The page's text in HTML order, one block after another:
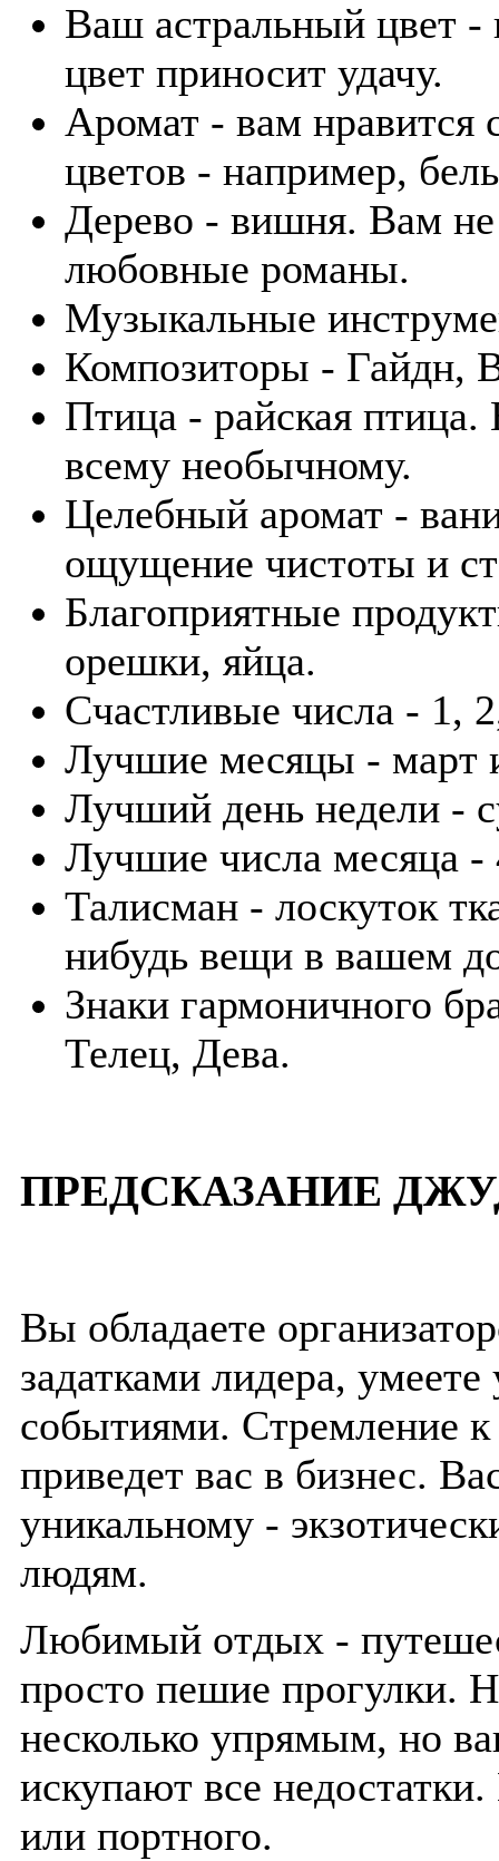
Ваш астральный цвет -
цвет приносит удачу.
Аромат - вам нравится
цветов - например,
Дерево - вишня. Вам не
любовные романы.
Музыкальные
Композиторы - Гайдн,
Птица - райская птица.
всему необычному.
Целебный аромат -
ощущение чистоты и
Благоприятные
орешки, яйца.
Счастливые числа - 1,
Лучшие месяцы - март
Лучший день недели -
Лучшие числа месяца -
Талисман - лоскуток
нибудь вещи в вашем
Знаки гармоничного
Телец, Дева.
ПРЕДСКАЗАНИЕ
Вы обладаете
задатками лидера,
событиями. Стремление к
приведет вас в бизнес.
уникальному -
людям.
Любимый отдых -
просто пешие прогулки.
несколько упрямым, но
искупают все
или портного.